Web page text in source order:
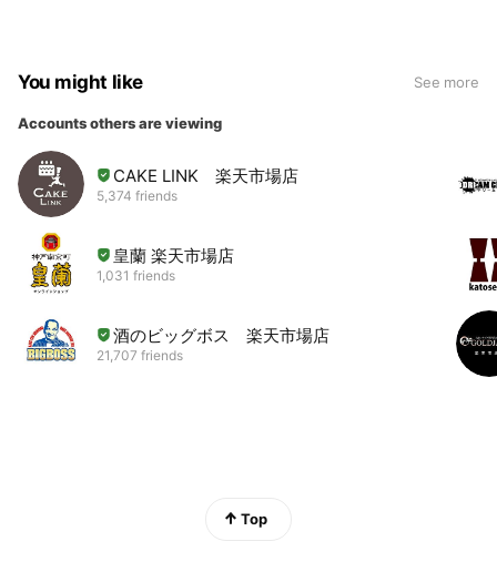
You might like See more
Accounts others are viewing
CAKE LINK 楽天市場店
5,374 friends
皇蘭 楽天市場店
1,031 friends
酒のビッグボス 楽天市場店
21,707 friends
Top